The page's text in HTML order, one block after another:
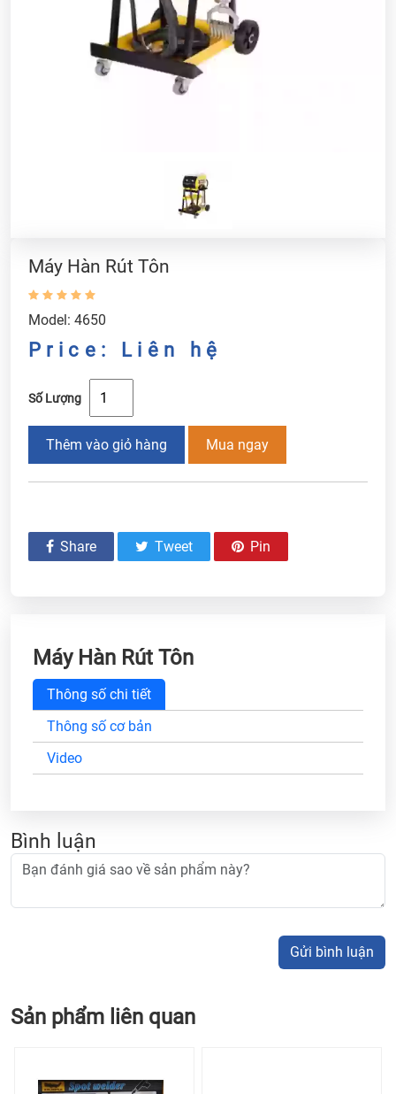
Máy Hàn Rút Tôn
Model: 4650
Price: Liên hệ
Số Lượng
Thêm vào giỏ hàng Mua ngay
Share Tweet Pin
Máy Hàn Rút Tôn
Thông số chi tiết
Thông số cơ bản
Video
Bình luận
Gửi bình luận
Sản phẩm liên quan